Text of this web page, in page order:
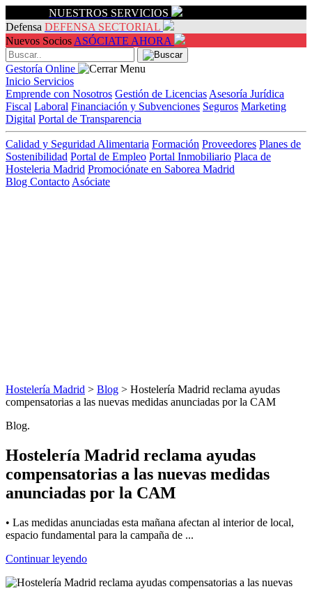
NUESTROS SERVICIOS
Defensa DEFENSA SECTORIAL
Nuevos Socios ASÓCIATE AHORA
Gestoría Online
Inicio Servicios
Emprende con Nosotros Gestión de Licencias Asesoría Jurídica
Fiscal Laboral Financiación y Subvenciones Seguros Marketing
Digital Portal de Transparencia
Calidad y Seguridad Alimentaria Formación Proveedores Planes de
Sostenibilidad Portal de Empleo Portal Inmobiliario Placa de
Hosteleria Madrid Promociónate en Saborea Madrid
Blog Contacto Asóciate
Hostelería Madrid > Blog > Hostelería Madrid reclama ayudas
compensatorias a las nuevas medidas anunciadas por la CAM
Blog.
Hostelería Madrid reclama ayudas
compensatorias a las nuevas medidas
anunciadas por la CAM
• Las medidas anunciadas esta mañana afectan al interior de local,
espacio fundamental para la campaña de ...
Continuar leyendo